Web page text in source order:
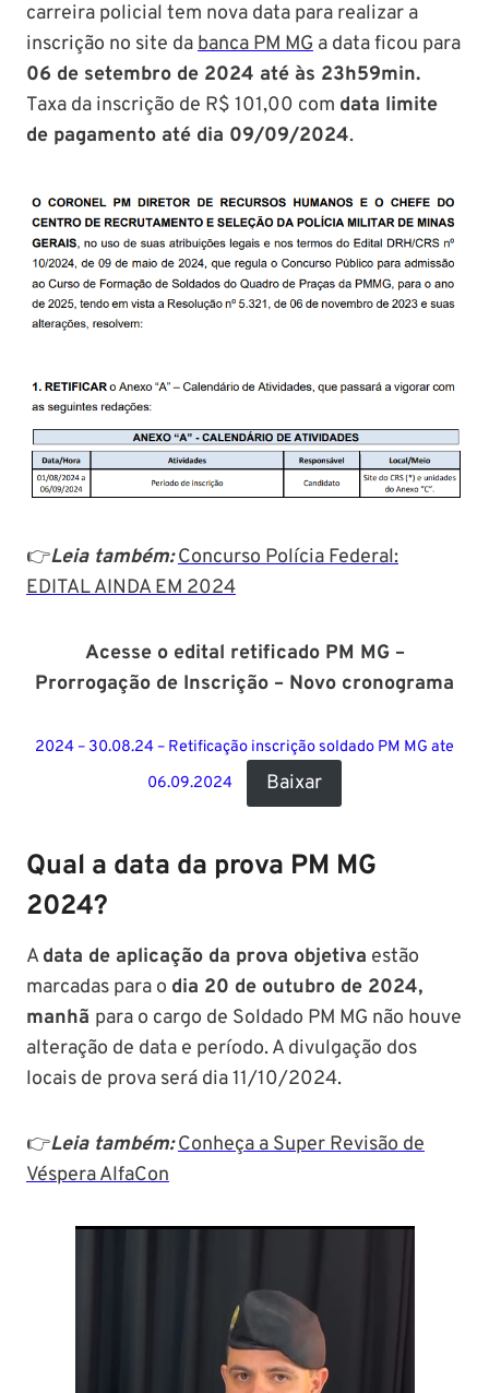
carreira policial tem nova data para realizar a
inscrição no site dabanca PM MG a data ficou para
06 de setembro de 2024 até às 23h59min.
Taxa da inscrição de R$ 101,00 com data limite
de pagamento até dia 09/09/2024.
👉Leia também:Concurso Polícia Federal:
EDITAL AINDA EM 2024
Acesse o edital retificado PM MG –
Prorrogação de Inscrição – Novo cronograma
2024 – 30.08.24 – Retificação inscrição soldado PM MG ate
06.09.2024
Baixar
Qual a data da prova PM MG
2024?
Adata de aplicação da prova objetiva estão
marcadas para o dia 20 de outubro de 2024,
manhã para o cargo de Soldado PM MG não houve
alteração de data e período. A divulgação dos
locais de prova será dia 11/10/2024.
👉Leia também:Conheça a Super Revisão de
Véspera AlfaCon